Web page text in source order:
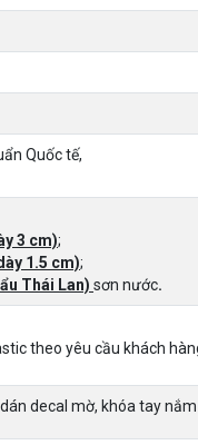
Quốc tế,
3 cm);
1.5 cm);
Thái Lan) sơn nước.
theo yêu cầu khách
decal mờ, khóa tay